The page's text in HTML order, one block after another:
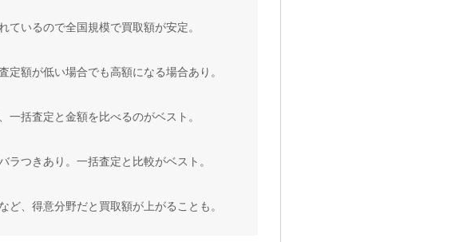
いるので全国規模で買取額が安定。
額が低い場合でも高額になる場合あり。
括査定と金額を比べるのがベスト。
つきあり。一括査定と比較がベスト。
、得意分野だと買取額が上がることも。